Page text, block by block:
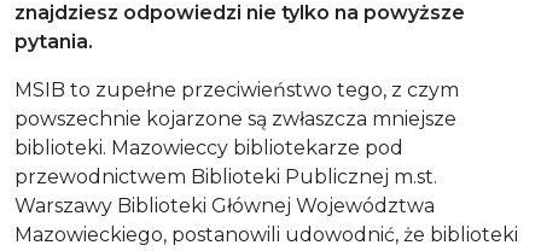
znajdziesz odpowiedzi nie tylko na powyższe
pytania.
MSIB to zupełne przeciwieństwo tego, z czym
powszechnie kojarzone są zwłaszcza mniejsze
biblioteki. Mazowieccy bibliotekarze pod
przewodnictwem Biblioteki Publicznej m.st.
Warszawy Biblioteki Głównej Województwa
Mazowieckiego, postanowili udowodnić, że biblioteki